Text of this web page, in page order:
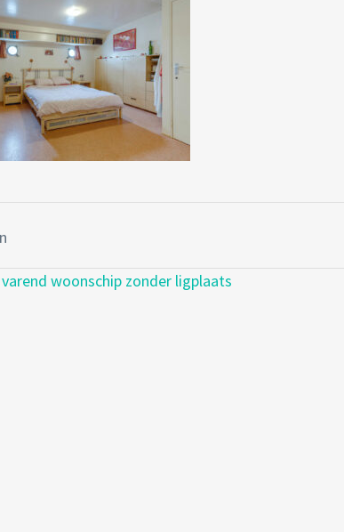
woonschip zonder ligplaats